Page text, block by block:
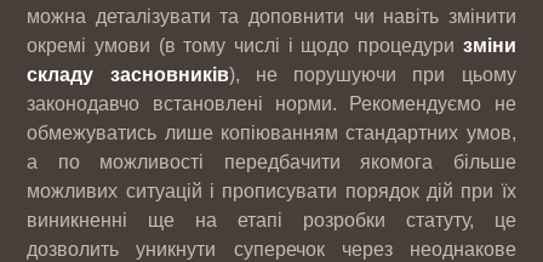
можна деталізувати та доповнити чи навіть змінити
окремі умови (в тому числі і щодо процедури зміни
складу засновників), не порушуючи при цьому
законодавчо встановлені норми. Рекомендуємо не
обмежуватись лише копіюванням стандартних умов,
а по можливості передбачити якомога більше
можливих ситуацій і прописувати порядок дій при їх
виникненні ще на етапі розробки статуту, це
дозволить уникнути суперечок через неоднакове